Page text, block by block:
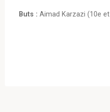
Buts : Aimad Karzazi (10e